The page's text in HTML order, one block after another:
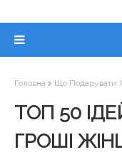
Головна Що Подарувати
ТОП 50
ГРОШІ